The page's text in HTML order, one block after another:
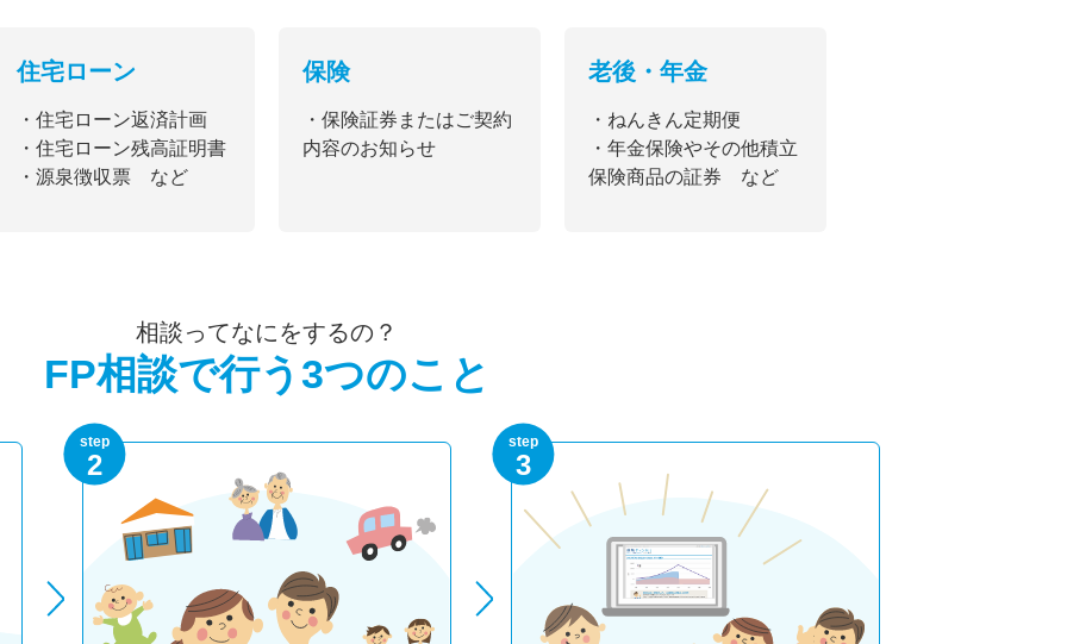
住宅ローン
・住宅ローン返済計画
・住宅ローン残高証明書
・源泉徴収票 など
保険
・保険証券またはご契約
内容のお知らせ
老後・年金
・ねんきん定期便
・年金保険やその他積立
保険商品の証券 など
相談ってなにをするの？
FP相談で行う3つのこと
step
2
step
3